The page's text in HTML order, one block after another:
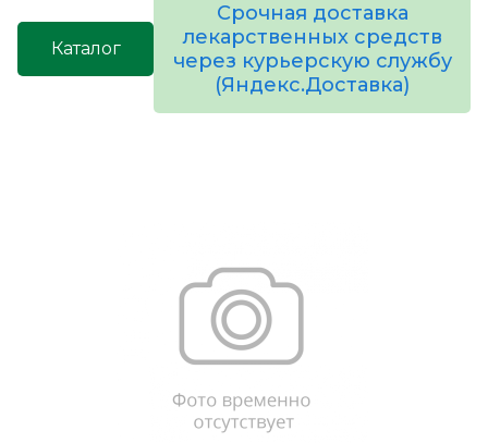
Каталог
Срочная доставка
лекарственных средств
через курьерскую службу
(Яндекс.Доставка)